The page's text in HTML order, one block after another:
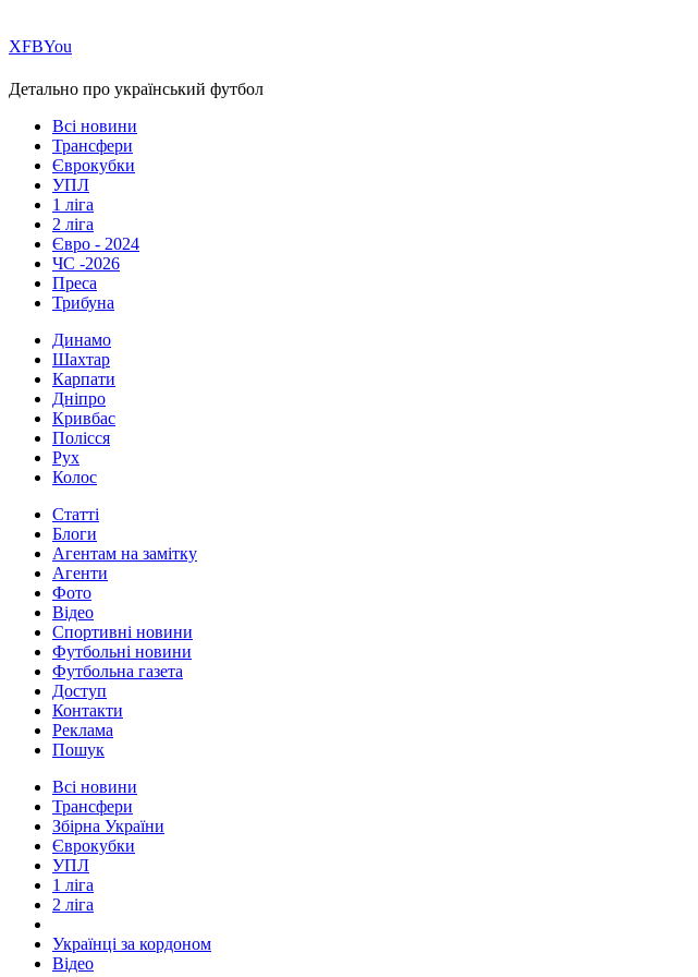
ХFBYou
Детально про український футбол
Всі новини
Трансфери
Єврокубки
УПЛ
1 ліга
2 ліга
Євро - 2024
ЧС -2026
Преса
Трибуна
Динамо
Шахтар
Карпати
Дніпро
Кривбас
Полісся
Рух
Колос
Статті
Блоги
Агентам на замітку
Агенти
Фото
Відео
Спортивні новини
Футбольні новини
Футбольна газета
Доступ
Контакти
Реклама
Пошук
Всі новини
Трансфери
Збірна України
Єврокубки
УПЛ
1 ліга
2 ліга
Українці за кордоном
Відео